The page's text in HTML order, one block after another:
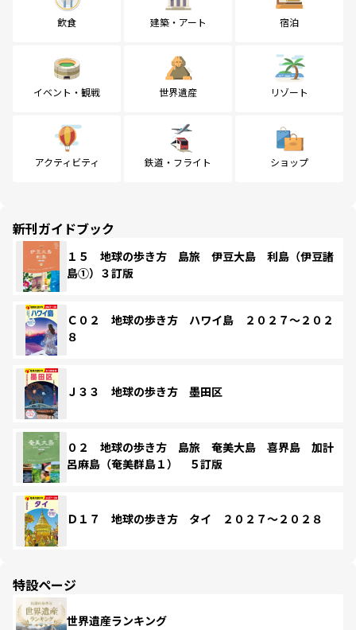
飲食 建築・アート 宿泊
イベント・観戦 世界遺産 リゾート
アクティビティ 鉄道・フライト ショップ
新刊ガイドブック
１５ 地球の歩き方 島旅 伊豆大島 利島（伊豆諸
島①）３訂版
Ｃ０２ 地球の歩き方 ハワイ島 ２０２７～２０２
８
Ｊ３３ 地球の歩き方 墨田区
０２ 地球の歩き方 島旅 奄美大島 喜界島 加計
呂麻島（奄美群島１） ５訂版
Ｄ１７ 地球の歩き方 タイ ２０２７～２０２８
特設ページ
世界遺産ランキング